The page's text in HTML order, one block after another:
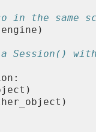
in the same
engine )
Session()
:
)
)